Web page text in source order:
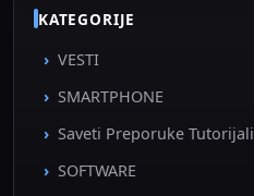
KATEGORIJE
VESTI
SMARTPHONE
Saveti Preporuke Tutorijali
SOFTWARE